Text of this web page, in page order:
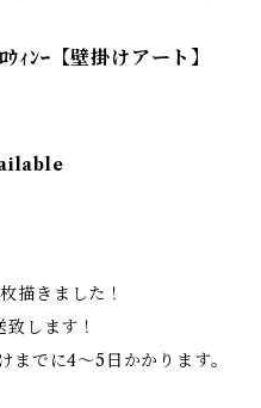
ﾝｰ【壁掛けアート】
描きました！
します！
でに4〜5日かかります。